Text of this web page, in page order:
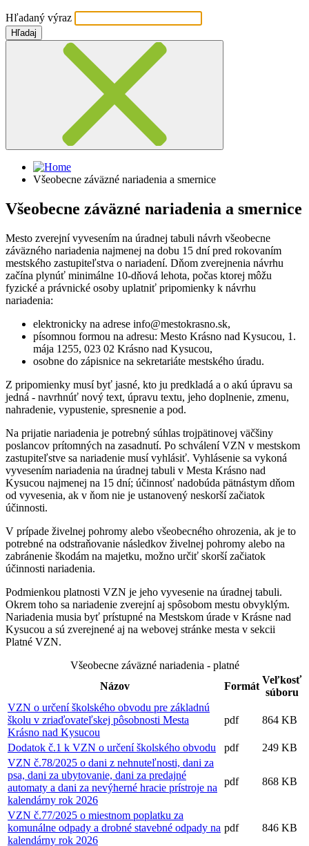
Hľadaný výraz
Hľadaj
Všeobecne záväzné nariadenia a smernice
Všeobecne záväzné nariadenia a smernice
Mesto zverejní vyvesením na úradnej tabuli návrh všeobecne
záväzného nariadenia najmenej na dobu 15 dní pred rokovaním
mestského zastupiteľstva o nariadení. Dňom zverejnenia návrhu
začína plynúť minimálne 10-dňová lehota, počas ktorej môžu
fyzické a právnické osoby uplatniť pripomienky k návrhu
nariadenia:
elektronicky na adrese info@mestokrasno.sk,
písomnou formou na adresu: Mesto Krásno nad Kysucou, 1.
mája 1255, 023 02 Krásno nad Kysucou,
osobne do zápisnice na sekretariáte mestského úradu.
Z pripomienky musí byť jasné, kto ju predkladá a o akú úpravu sa
jedná - navrhnúť nový text, úpravu textu, jeho doplnenie, zmenu,
nahradenie, vypustenie, spresnenie a pod.
Na prijatie nariadenia je potrebný súhlas trojpätinovej väčšiny
poslancov prítomných na zasadnutí. Po schválení VZN v mestskom
zastupiteľstve sa nariadenie musí vyhlásiť. Vyhlásenie sa vykoná
vyvesením nariadenia na úradnej tabuli v Mesta Krásno nad
Kysucou najmenej na 15 dní; účinnosť nadobúda pätnástym dňom
od vyvesenia, ak v ňom nie je ustanovený neskorší začiatok
účinnosti.
V prípade živelnej pohromy alebo všeobecného ohrozenia, ak je to
potrebné na odstraňovanie následkov živelnej pohromy alebo na
zabránenie škodám na majetku, možno určiť skorší začiatok
účinnosti nariadenia.
Podmienkou platnosti VZN je jeho vyvesenie na úradnej tabuli.
Okrem toho sa nariadenie zverejní aj spôsobom mestu obvyklým.
Nariadenia musia byť prístupné na Mestskom úrade v Krásne nad
Kysucou a sú zverejnené aj na webovej stránke mesta v sekcii
Platné VZN.
Všeobecne záväzné nariadenia - platné
Názov
Formát
Veľkosť
súboru
VZN o určení školského obvodu pre základnú
školu v zriaďovateľskej pôsobnosti Mesta
Krásno nad Kysucou
pdf 864 KB
Dodatok č.1 k VZN o určení školského obvodu pdf
249 KB
VZN č.78/2025 o dani z nehnuteľnosti, dani za
psa, dani za ubytovanie, dani za predajné
automaty a dani za nevýherné hracie prístroje na
kalendárny rok 2026
pdf 868 KB
VZN č.77/2025 o miestnom poplatku za
komunálne odpady a drobné stavebné odpady na
kalendárny rok 2026
pdf 846 KB